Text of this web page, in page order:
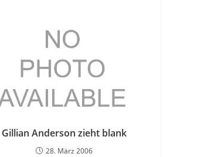
Gillian Anderson zieht blank
28. März 2006